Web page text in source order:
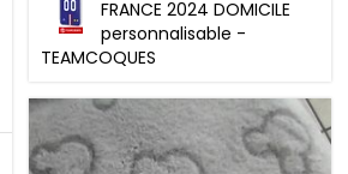
FRANCE 2024 DOMICILE
personnalisable -
TEAMCOQUES